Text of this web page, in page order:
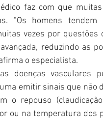
faz com que
"Os homens
vezes por
reduzindo as
o especialista.
doenças vasculares
emitir sinais que não
o repouso
ou na temperatura dos